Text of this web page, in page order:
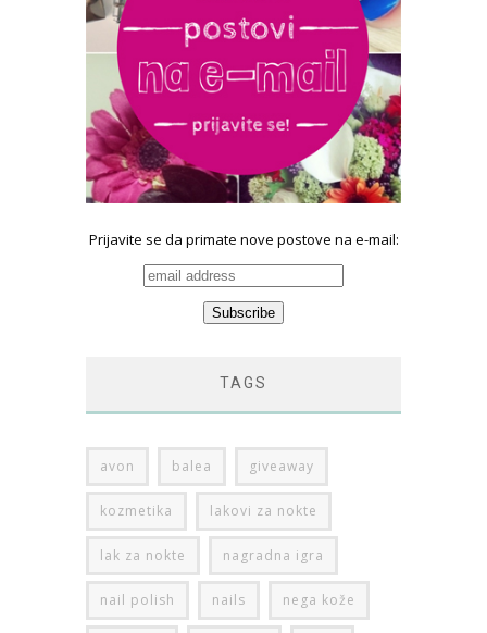
Prijavite se da primate nove postove na e-mail:
TAGS
avon balea giveaway
kozmetika lakovi za nokte
lak za nokte nagradna igra
nail polish nails nega kože